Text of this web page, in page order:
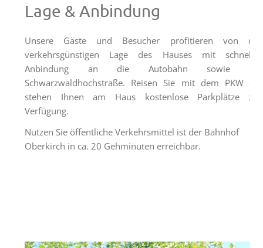
Lage & Anbindung
Unsere Gäste und Besucher profitieren von der
verkehrsgünstigen Lage des Hauses mit schneller
Anbindung an die Autobahn sowie die
Schwarzwaldhochstraße. Reisen Sie mit dem PKW an,
stehen Ihnen am Haus kostenlose Parkplätze zur
Verfügung.
Nutzen Sie öffentliche Verkehrsmittel ist der Bahnhof
Oberkirch in ca. 20 Gehminuten erreichbar.